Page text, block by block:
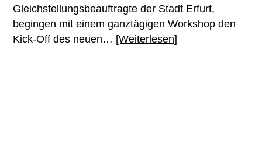
Gleichstellungsbeauftragte der Stadt Erfurt,
begingen mit einem ganztägigen Workshop den
Kick-Off des neuen… [Weiterlesen]